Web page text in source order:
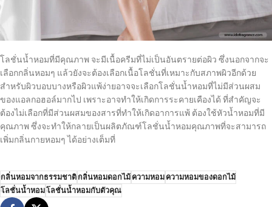
โลชั่นน้ำหอมที่มีคุณภาพ จะมีเนื้อครีมที่ไม่เป็นอันตรายต่อผิว ซึ่งนอกจากจะ
เลือกกลิ่นหอมๆ แล้วยังจะต้องเลือกเนื้อโลชั่นที่เหมาะกับสภาพผิวอีกด้วย
สำหรับผิวบอบบางหรือผิวแพ้ง่ายอาจจะเลือกโลชั่นน้ำหอมที่ไม่มีส่วนผสม
ของแอลกอฮอล์มากไป เพราะอาจทำให้เกิดการระคายเคืองได้ ที่สำคัญจะ
ต้องไม่เลือกที่มีส่วนผสมของสารที่ทำให้เกิดอาการแพ้ ต้องใช้หัวน้ำหอมที่มี
คุณภาพ ซึ่งจะทำให้กลายเป็นผลิตภัณฑ์โลชั่นน้ำหอมคุณภาพที่จะสามารถ
เพิ่มกลิ่นกายหอมๆ ได้อย่างเต็มที่
กลิ่นหอมจากธรรมชาติกลิ่นหอมดอกไม้ความหอมความหอมของดอกไม้
โลชั่นน้ำหอมโลชั่นน้ำหอมกับตัวคุณ